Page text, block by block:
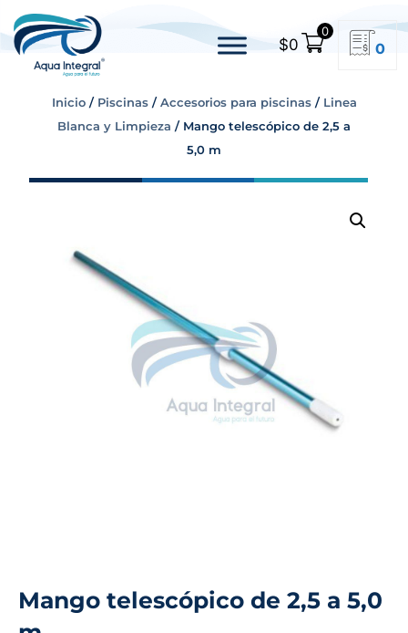
$0
0
0
Inicio/ Piscinas/Accesorios para piscinas/ Linea
Blanca y Limpieza / Mango telescópico de 2,5 a
5,0 m
Mango telescópico de 2,5 a 5,0